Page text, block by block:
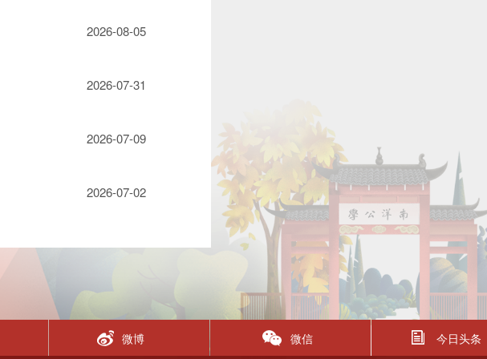
2026-08-05
2026-07-31
2026-07-09
2026-07-02
微博 微信 今日头条